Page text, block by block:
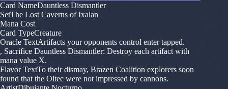
Card NameDauntless Dismantler
SetThe Lost Caverns of Ixalan
Mana Cost
Card TypeCreature
Oracle TextArtifacts your opponents control enter tapped.
, Sacrifice Dauntless Dismantler: Destroy each artifact with
mana value X.
Flavor TextTo their dismay, Brazen Coalition explorers soon
found that the Oltec were not impressed by cannons.